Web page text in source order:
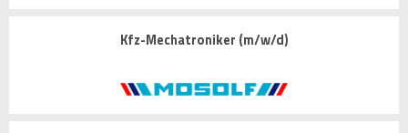
Kfz-Mechatroniker (m/w/d)